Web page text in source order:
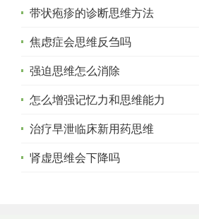
带状疱疹的诊断思维方法
焦虑症会思维反刍吗
强迫思维怎么消除
怎么增强记忆力和思维能力
治疗早泄临床新用药思维
肾虚思维会下降吗